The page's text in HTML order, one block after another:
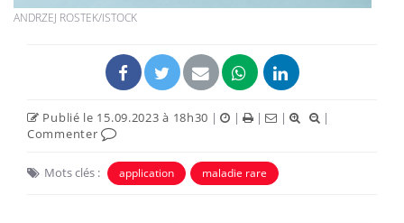
ANDRZEJ ROSTEK/ISTOCK
Publié le 15.09.2023 à 18h30 | | | |
|
Commenter
Mots clés : application maladie rare